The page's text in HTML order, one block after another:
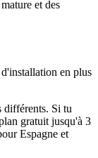
et des
en plus
différents. Si tu
gratuit jusqu'à 3
Espagne et